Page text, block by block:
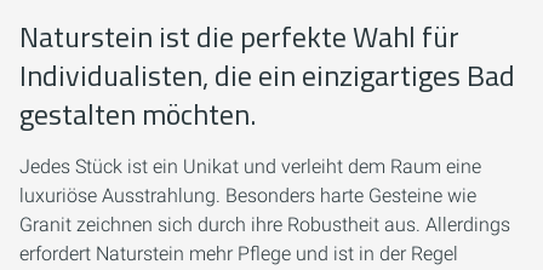
Naturstein ist die perfekte Wahl für
Individualisten, die ein einzigartiges Bad
gestalten möchten.
Jedes Stück ist ein Unikat und verleiht dem Raum eine
luxuriöse Ausstrahlung. Besonders harte Gesteine wie
Granit zeichnen sich durch ihre Robustheit aus. Allerdings
erfordert Naturstein mehr Pflege und ist in der Regel